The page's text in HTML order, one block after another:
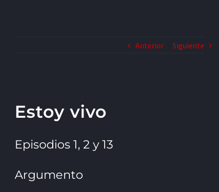
Anterior Siguiente
Estoy vivo
Episodios 1, 2 y 13
Argumento